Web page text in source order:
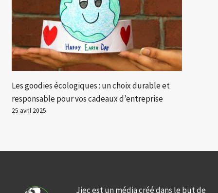
Les goodies écologiques : un choix durable et
responsable pour vos cadeaux d’entreprise
25 avril 2025
Jiec est un média créé dans le but de